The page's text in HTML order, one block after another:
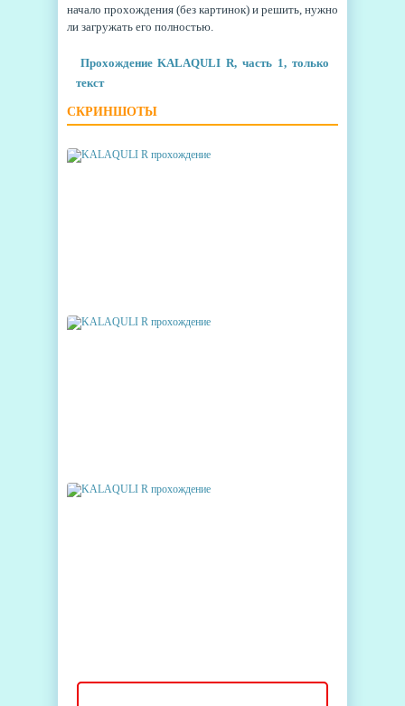
начало прохождения (без картинок) и решить, нужно
ли загружать его полностью.
Прохождение KALAQULI R, часть 1, только
текст
СКРИНШОТЫ